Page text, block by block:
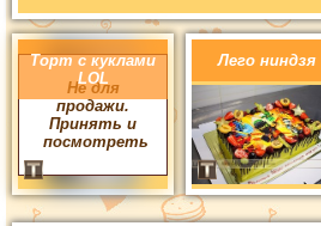
Торт с куклами
LOL
Не для
продажи.
Принять и
посмотреть
Лего ниндзя